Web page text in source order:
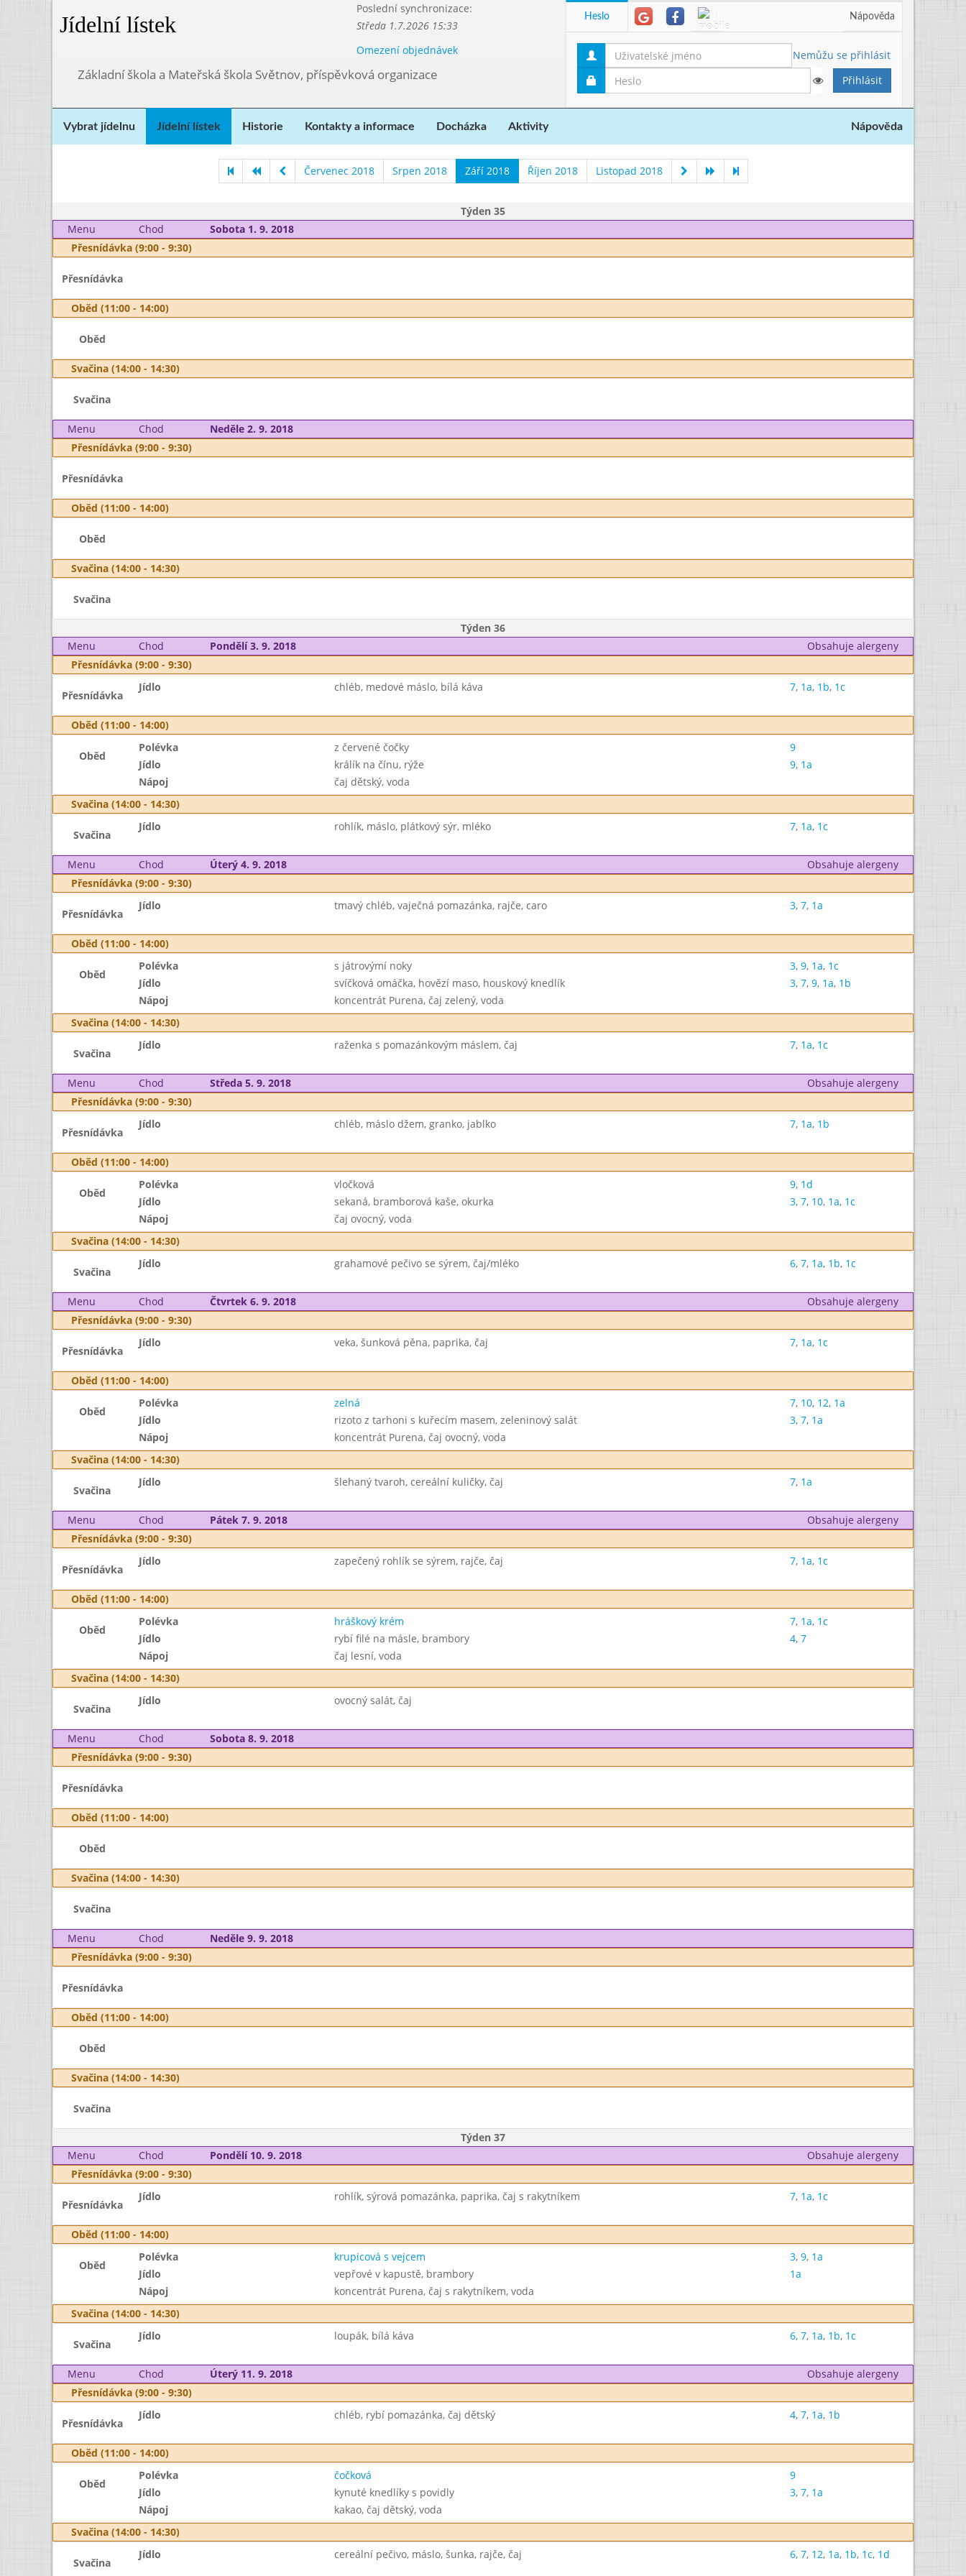
Jídelní lístek
Poslední synchronizace:
Středa 1.7.2026 15:33
Omezení objednávek
Základní škola a Mateřská škola Světnov, příspěvková organizace
Heslo Nápověda
Nemůžu se přihlásit
Vybrat jídelnu Jídelní lístek Historie Kontakty a informace Docházka Aktivity Nápověda
Červenec 2018 Srpen 2018 Září 2018 Říjen 2018 Listopad 2018
Týden 35
Menu
Chod
Sobota 1. 9. 2018
Přesnídávka (9:00 - 9:30)
Přesnídávka
Oběd (11:00 - 14:00)
Oběd
Svačina (14:00 - 14:30)
Svačina
Menu Chod
Neděle 2. 9. 2018
Přesnídávka (9:00 - 9:30)
Přesnídávka
Oběd (11:00 - 14:00)
Oběd
Svačina (14:00 - 14:30)
Svačina
Týden 36
Menu
Chod Pondělí 3. 9. 2018
Obsahuje alergeny
Přesnídávka (9:00 - 9:30)
Přesnídávka
Jídlo chléb, medové máslo, bílá káva 7, 1a, 1b, 1c
Oběd (11:00 - 14:00)
Oběd
Polévka z červené čočky
9
Jídlo
králík na čínu, rýže 9, 1a
Nápoj
čaj dětský, voda
Svačina (14:00 - 14:30)
Svačina
Jídlo rohlík, máslo, plátkový sýr, mléko 7, 1a, 1c
Menu Chod Úterý 4. 9. 2018
Obsahuje alergeny
Přesnídávka (9:00 - 9:30)
Přesnídávka
Jídlo tmavý chléb, vaječná pomazánka, rajče, caro 3, 7, 1a
Oběd (11:00 - 14:00)
Oběd
Polévka s játrovýmí noky 3, 9, 1a, 1c
Jídlo
svíčková omáčka, hovězí maso, houskový knedlík 3, 7, 9, 1a, 1b
Nápoj
koncentrát Purena, čaj zelený, voda
Svačina (14:00 - 14:30)
Svačina
Jídlo raženka s pomazánkovým máslem, čaj 7, 1a, 1c
Menu Chod Středa 5. 9. 2018
Obsahuje alergeny
Přesnídávka (9:00 - 9:30)
Přesnídávka
Jídlo chléb, máslo džem, granko, jablko 7, 1a, 1b
Oběd (11:00 - 14:00)
Oběd
Polévka vločková 9, 1d
Jídlo
sekaná, bramborová kaše, okurka 3, 7, 10, 1a, 1c
Nápoj
čaj ovocný, voda
Svačina (14:00 - 14:30)
Svačina
Jídlo grahamové pečivo se sýrem, čaj/mléko 6, 7, 1a, 1b, 1c
Menu Chod Čtvrtek 6. 9. 2018
Obsahuje alergeny
Přesnídávka (9:00 - 9:30)
Přesnídávka
Jídlo veka, šunková pěna, paprika, čaj 7, 1a, 1c
Oběd (11:00 - 14:00)
Oběd
Polévka zelná 7, 10, 12, 1a
Jídlo
rizoto z tarhoni s kuřecím masem, zeleninový salát 3, 7, 1a
Nápoj
koncentrát Purena, čaj ovocný, voda
Svačina (14:00 - 14:30)
Svačina
Jídlo šlehaný tvaroh, cereální kuličky, čaj 7, 1a
Menu Chod Pátek 7. 9. 2018
Obsahuje alergeny
Přesnídávka (9:00 - 9:30)
Přesnídávka
Jídlo zapečený rohlík se sýrem, rajče, čaj 7, 1a, 1c
Oběd (11:00 - 14:00)
Oběd
Polévka hráškový krém 7, 1a, 1c
Jídlo
rybí filé na másle, brambory 4, 7
Nápoj
čaj lesní, voda
Svačina (14:00 - 14:30)
Svačina
Jídlo ovocný salát, čaj
Menu Chod
Sobota 8. 9. 2018
Přesnídávka (9:00 - 9:30)
Přesnídávka
Oběd (11:00 - 14:00)
Oběd
Svačina (14:00 - 14:30)
Svačina
Menu Chod
Neděle 9. 9. 2018
Přesnídávka (9:00 - 9:30)
Přesnídávka
Oběd (11:00 - 14:00)
Oběd
Svačina (14:00 - 14:30)
Svačina
Týden 37
Menu
Chod Pondělí 10. 9. 2018
Obsahuje alergeny
Přesnídávka (9:00 - 9:30)
Přesnídávka
Jídlo rohlík, sýrová pomazánka, paprika, čaj s rakytníkem 7, 1a, 1c
Oběd (11:00 - 14:00)
Oběd
Polévka krupicová s vejcem 3, 9, 1a
Jídlo
vepřové v kapustě, brambory
1a
Nápoj
koncentrát Purena, čaj s rakytníkem, voda
Svačina (14:00 - 14:30)
Svačina
Jídlo loupák, bílá káva 6, 7, 1a, 1b, 1c
Menu Chod Úterý 11. 9. 2018
Obsahuje alergeny
Přesnídávka (9:00 - 9:30)
Přesnídávka
Jídlo chléb, rybí pomazánka, čaj dětský 4, 7, 1a, 1b
Oběd (11:00 - 14:00)
Oběd
Polévka čočková
9
Jídlo
kynuté knedlíky s povidly 3, 7, 1a
Nápoj
kakao, čaj dětský, voda
Svačina (14:00 - 14:30)
Svačina
Jídlo cereální pečivo, máslo, šunka, rajče, čaj 6, 7, 12, 1a, 1b, 1c, 1d